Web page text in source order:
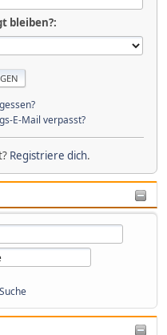
bleiben?:
E-Mail verpasst?
Registriere dich.